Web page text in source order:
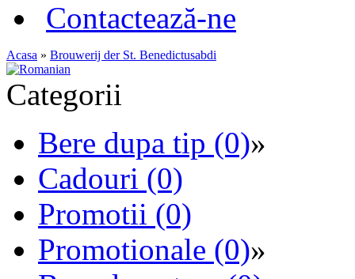
Contactează-ne
Acasa » Brouwerij der St. Benedictusabdi
Categorii
Bere dupa tip (0)»
Cadouri (0)
Promotii (0)
Promotionale (0)»